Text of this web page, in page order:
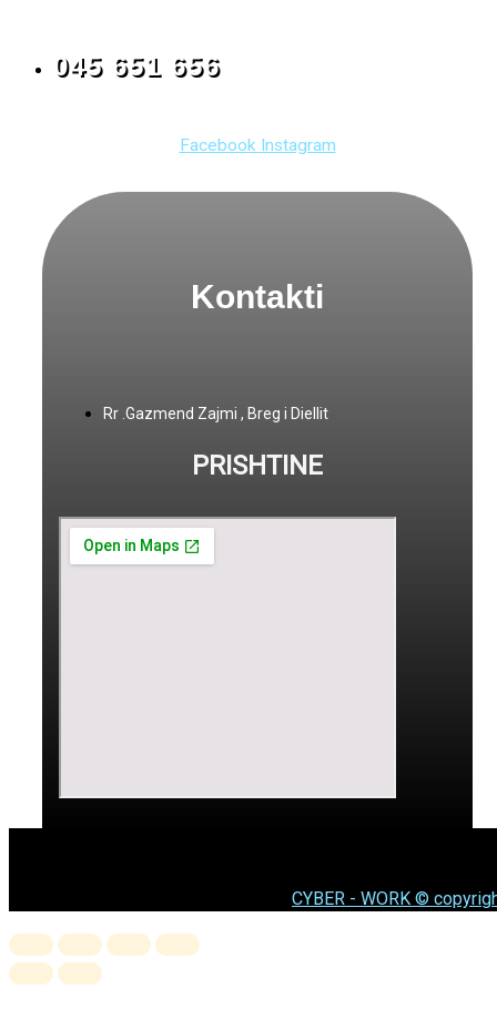
045 651 656
Facebook Instagram
Kontakti
Rr .Gazmend Zajmi , Breg i Diellit
PRISHTINE
CYBER - WORK ©